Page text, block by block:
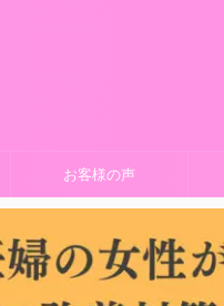
お客様の声